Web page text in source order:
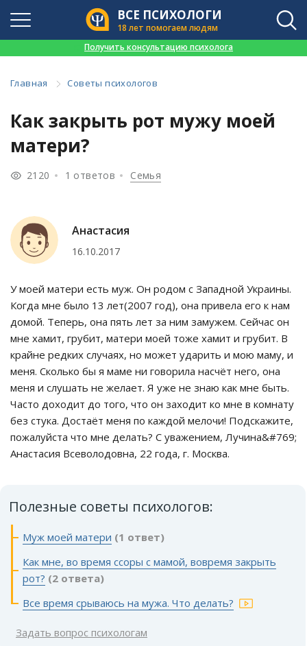
ВСЕ ПСИХОЛОГИ
18 лет помогаем людям
Получить консультацию психолога
Главная Советы психологов
Как закрыть рот мужу моей
матери?
2120 1 ответов Семья
Анастасия
16.10.2017
У моей матери есть муж. Он родом с Западной Украины.
Когда мне было 13 лет(2007 год), она привела его к нам
домой. Теперь, она пять лет за ним замужем. Сейчас он
мне хамит, грубит, матери моей тоже хамит и грубит. В
крайне редких случаях, но может ударить и мою маму, и
меня. Сколько бы я маме ни говорила насчёт него, она
меня и слушать не желает. Я уже не знаю как мне быть.
Часто доходит до того, что он заходит ко мне в комнату
без стука. Достаёт меня по каждой мелочи! Подскажите,
пожалуйста что мне делать? С уважением, Лучина&#769;
Анастасия Всеволодовна, 22 года, г. Москва.
Полезные советы психологов:
Муж моей матери (1 ответ)
Как мне, во время ссоры с мамой, вовремя закрыть
рот? (2 ответа)
Все время срываюсь на мужа. Что делать?
Задать вопрос психологам